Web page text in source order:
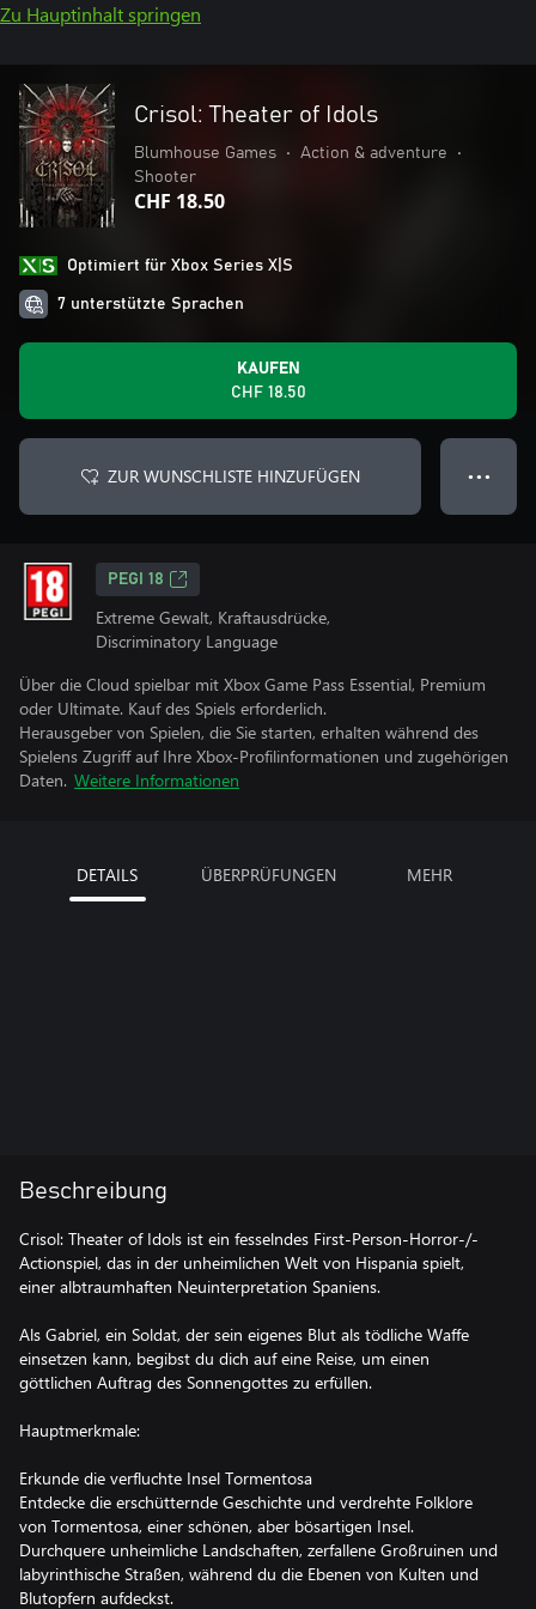
Zu Hauptinhalt springen
Crisol: Theater of Idols
Blumhouse Games • Action & adventure
•
Shooter
CHF 18.50
Optimiert für Xbox Series X|S
7 unterstützte Sprachen
KAUFEN
CHF 18.50
ZUR WUNSCHLISTE HINZUFÜGEN ● ● ●
PEGI 18
Extreme Gewalt, Kraftausdrücke,
Discriminatory Language
Über die Cloud spielbar mit Xbox Game Pass Essential, Premium
oder Ultimate. Kauf des Spiels erforderlich.
Herausgeber von Spielen, die Sie starten, erhalten während des
Spielens Zugriff auf Ihre Xbox-Profilinformationen und zugehörigen
Daten. Weitere Informationen
DETAILS ÜBERPRÜFUNGEN MEHR
Beschreibung
Crisol: Theater of Idols ist ein fesselndes First-Person-Horror-/-
Actionspiel, das in der unheimlichen Welt von Hispania spielt,
einer albtraumhaften Neuinterpretation Spaniens.
Als Gabriel, ein Soldat, der sein eigenes Blut als tödliche Waffe
einsetzen kann, begibst du dich auf eine Reise, um einen
göttlichen Auftrag des Sonnengottes zu erfüllen.
Hauptmerkmale:
Erkunde die verfluchte Insel Tormentosa
Entdecke die erschütternde Geschichte und verdrehte Folklore
von Tormentosa, einer schönen, aber bösartigen Insel.
Durchquere unheimliche Landschaften, zerfallene Großruinen und
labyrinthische Straßen, während du die Ebenen von Kulten und
Blutopfern aufdeckst.